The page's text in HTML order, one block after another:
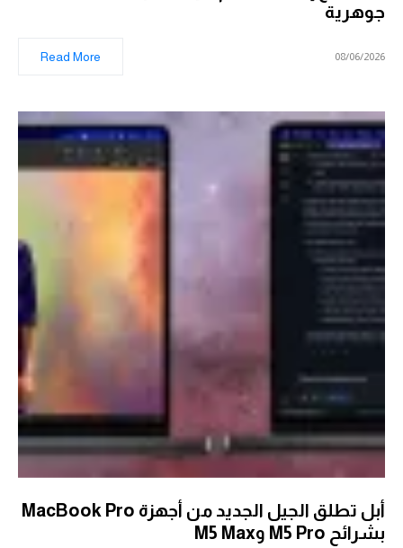
جوهرية
08/06/2026
Read More
أبل تطلق الجيل الجديد من أجهزة MacBook Pro
بشرائح M5 Pro وM5 Max